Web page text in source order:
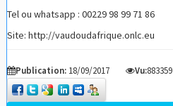
Tel ou whatsapp : 00229 98 99 71 86
Site: http://vaudoudafrique.onlc.eu
Publication: 18/09/2017 Vu:883359